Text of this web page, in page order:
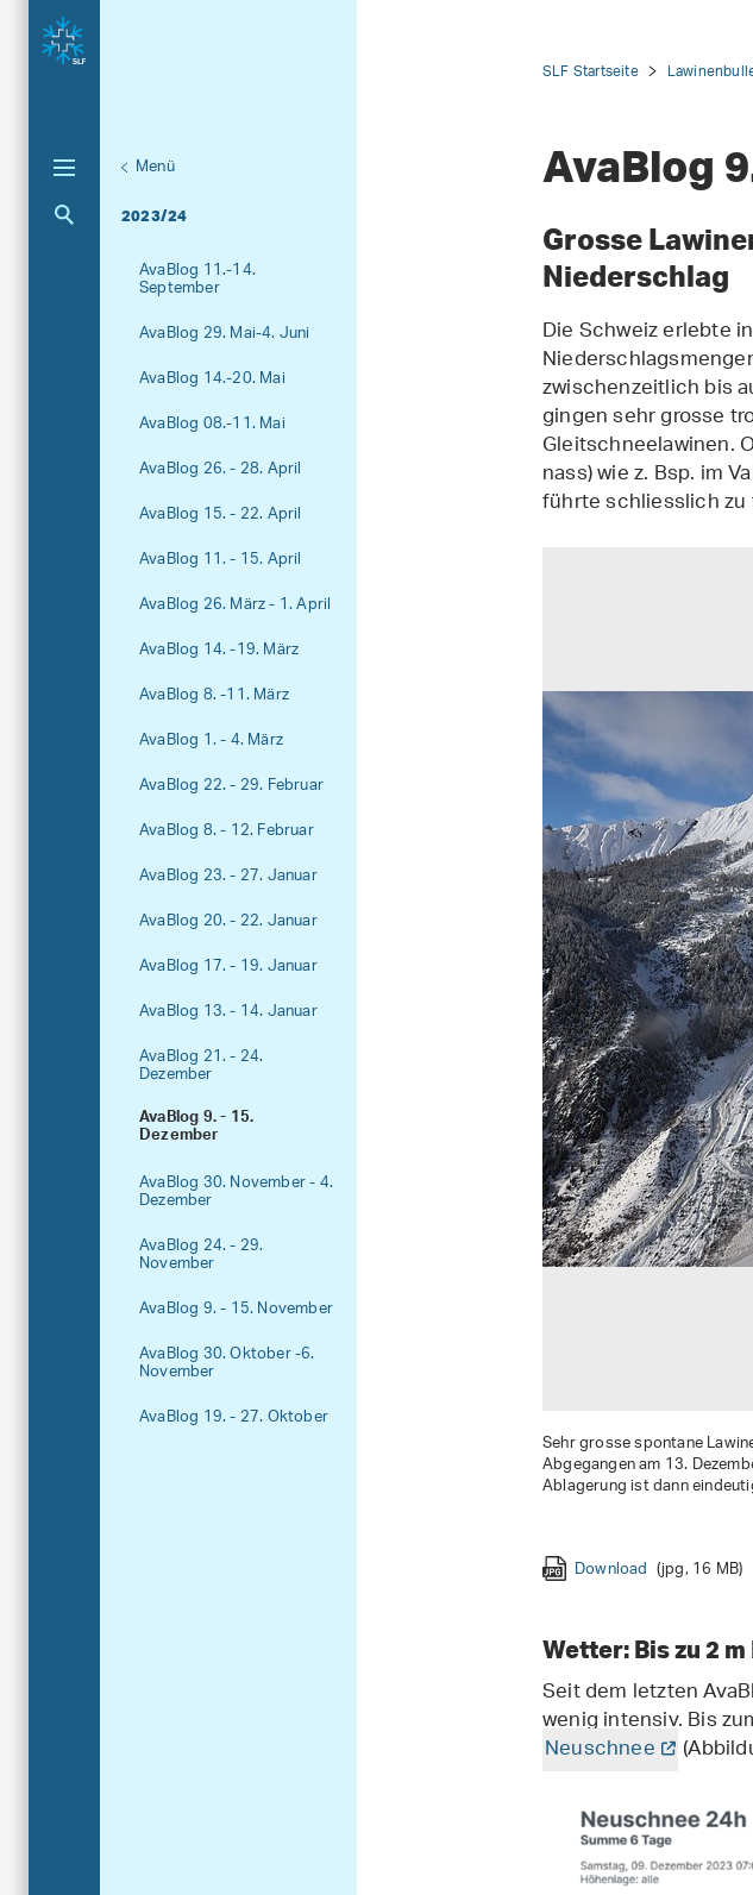
Unternavigation
Menü
2023/24
Aktuelle Navigation
AvaBlog 11.-14.
September
AvaBlog 29. Mai-4. Juni
AvaBlog 14.-20. Mai
AvaBlog 08.-11. Mai
AvaBlog 26. - 28. April
AvaBlog 15. - 22. April
AvaBlog 11. - 15. April
AvaBlog 26. März - 1. April
AvaBlog 14. -19. März
AvaBlog 8. -11. März
AvaBlog 1. - 4. März
AvaBlog 22. - 29. Februar
AvaBlog 8. - 12. Februar
AvaBlog 23. - 27. Januar
AvaBlog 20. - 22. Januar
AvaBlog 17. - 19. Januar
AvaBlog 13. - 14. Januar
AvaBlog 21. - 24.
Dezember
AvaBlog 9. - 15.
Dezember
AvaBlog 30. November - 4.
Dezember
AvaBlog 24. - 29.
November
AvaBlog 9. - 15. November
AvaBlog 30. Oktober -6.
November
AvaBlog 19. - 27. Oktober
SLF Startseite
AvaBlog
Grosse
Niederschlag
Die Schweiz erlebte
zwischenzeitlich bis
gingen sehr grosse
Gleitschneelawinen.
nass) wie z. Bsp. im
führte schliesslich zu
Sehr grosse spontane
Abgegangen am 13.
Ablagerung ist dann
Download (jpg, 16 MB)
Download (jpg, 804 KB)
Download (jpg, 913 KB)
Download (jpg, 3 MB)
Download (jpg, 2 MB)
Wetter: Bis zu 2
Seit dem letzten
wenig intensiv. Bis
Neuschnee